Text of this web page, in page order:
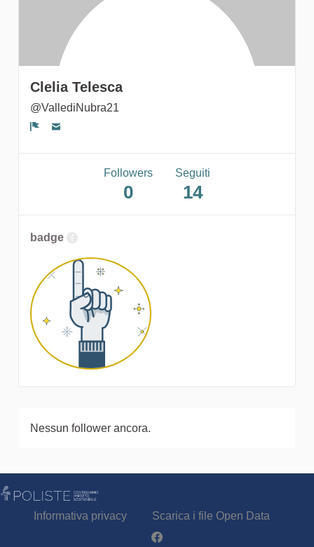
Clelia Telesca
@VallediNubra21
Followers
0
Seguiti
14
badge
Nessun follower ancora.
Informativa privacy
Scarica i file Open Data
Partecipa - Poliste su Facebook